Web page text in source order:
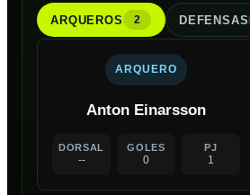
ARQUEROS 2 DEFENSAS
ARQUERO
Anton Einarsson
DORSAL
--
GOLES
0
PJ
1